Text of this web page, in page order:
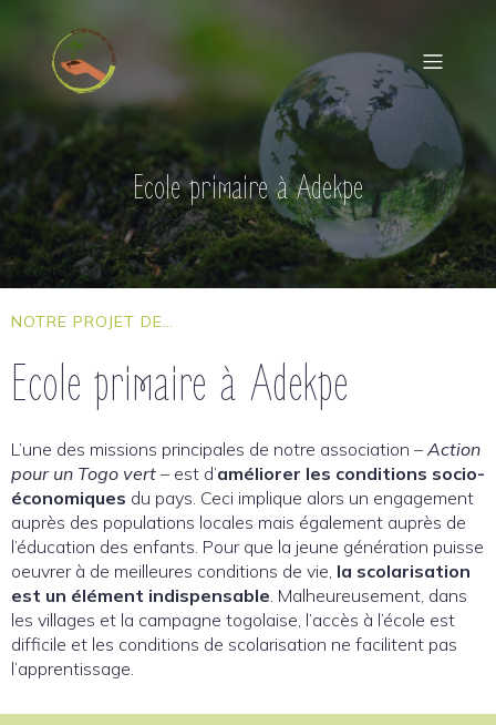
Ecole primaire à Adekpe
NOTRE PROJET DE…
Ecole primaire à Adekpe
L’une des missions principales de notre association – Action
pour un Togo vert – est d’améliorer les conditions socio-
économiques du pays. Ceci implique alors un engagement
auprès des populations locales mais également auprès de
l’éducation des enfants. Pour que la jeune génération puisse
oeuvrer à de meilleures conditions de vie, la scolarisation
est un élément indispensable. Malheureusement, dans
les villages et la campagne togolaise, l’accès à l’école est
difficile et les conditions de scolarisation ne facilitent pas
l’apprentissage.